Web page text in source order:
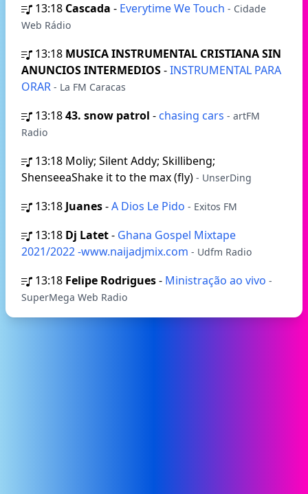
13:18 Cascada - Everytime We Touch - Cidade
Web Rádio
13:18 MUSICA INSTRUMENTAL CRISTIANA SIN
ANUNCIOS INTERMEDIOS-INSTRUMENTAL PARA
ORAR - La FM Caracas
13:1843. snow patrol - chasing cars - artFM
Radio
13:18 Moliy; Silent Addy; Skillibeng;
ShenseeaShake it to the max (fly) - UnserDing
13:18 Juanes-A Dios Le Pido - Exitos FM
13:18 Dj Latet- Ghana Gospel Mixtape
2021/2022 -www.naijadjmix.com - Udfm Radio
13:18 Felipe Rodrigues- Ministração ao vivo -
SuperMega Web Radio